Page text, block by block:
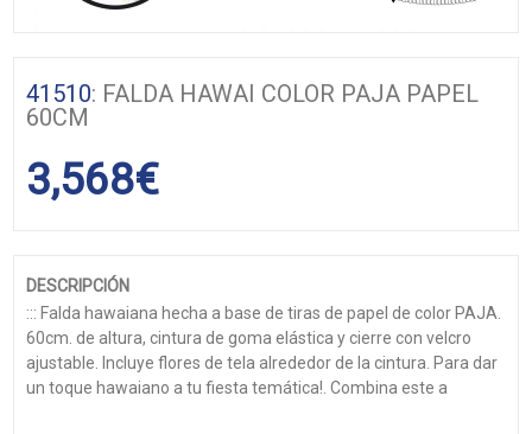
41510: FALDA HAWAI COLOR PAJA PAPEL
60CM
3,568€
DESCRIPCIÓN
::: Falda hawaiana hecha a base de tiras de papel de color PAJA.
60cm. de altura, cintura de goma elástica y cierre con velcro
ajustable. Incluye flores de tela alrededor de la cintura. Para dar
un toque hawaiano a tu fiesta temática!. Combina este a